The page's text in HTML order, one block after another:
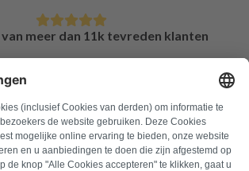
meer dan 11k tevreden klanten
FAQ
Alle foutcodes